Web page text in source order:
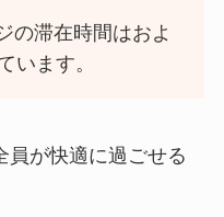
の滞在時間はおよ
います。
員が快適に過ごせる